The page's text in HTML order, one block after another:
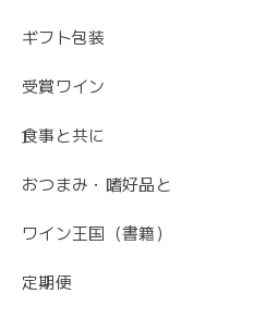
ギフト包装
受賞ワイン
食事と共に
おつまみ・嗜好品と
ワイン王国（書籍）
定期便